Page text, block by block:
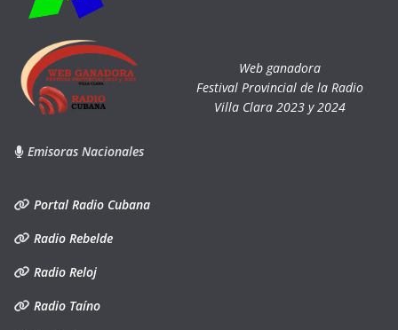
Web ganadora
Festival Provincial de la Radio
Villa Clara 2023 y 2024
Emisoras Nacionales
Portal Radio Cubana
Radio Rebelde
Radio Reloj
Radio Taíno